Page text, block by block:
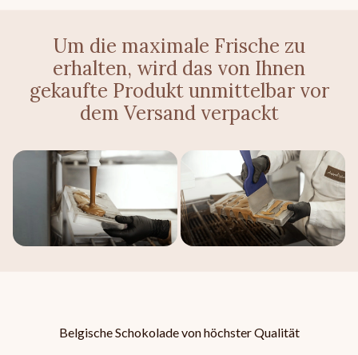
Um die maximale Frische zu
erhalten, wird das von Ihnen
gekaufte Produkt unmittelbar vor
dem Versand verpackt
Belgische Schokolade von höchster Qualität